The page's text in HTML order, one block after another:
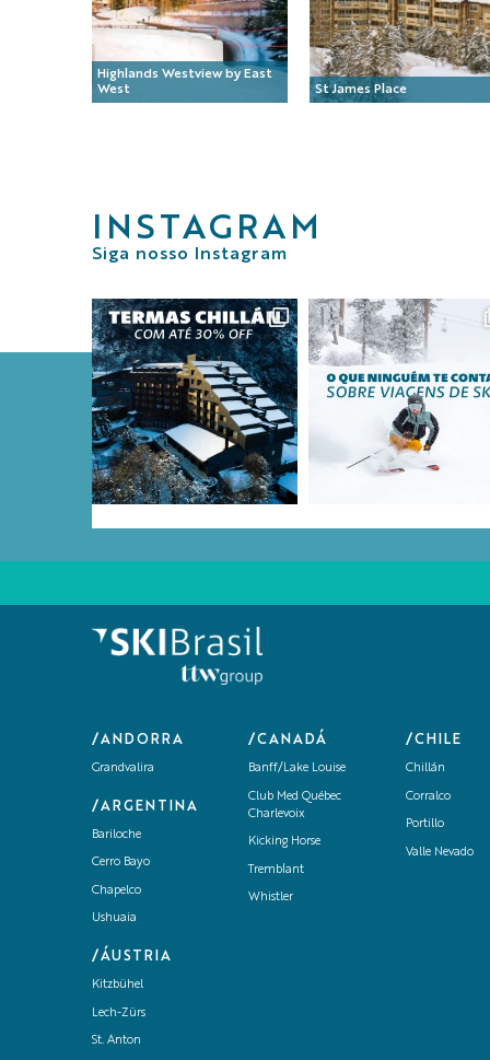
Highlands Westview by East
West
St James Place
INSTAGRAM
Siga nosso Instagram
/ANDORRA
Grandvalira
/ARGENTINA
Bariloche
Cerro Bayo
Chapelco
Ushuaia
/ÁUSTRIA
Kitzbühel
Lech-Zürs
St. Anton
/CANADÁ
Banff/Lake Louise
Club Med Québec
Charlevoix
Kicking Horse
Tremblant
Whistler
/CHILE
Chillán
Corralco
Portillo
Valle Nevado